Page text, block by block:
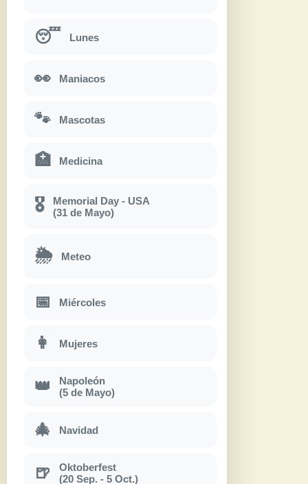
😴 Lunes
👀 Maniacos
🐾 Mascotas
🏥 Medicina
🎖
Memorial Day - USA
(31 de Mayo)
🌦 Meteo
📅 Miércoles
👩 Mujeres
👑
Napoleón
(5 de Mayo)
🎄 Navidad
🍺
Oktoberfest
(20 Sep. - 5 Oct.)